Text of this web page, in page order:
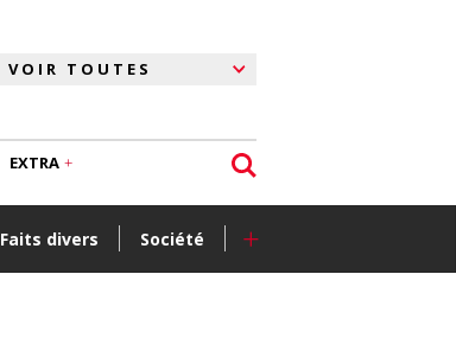
Faits divers Société +
EXTRA